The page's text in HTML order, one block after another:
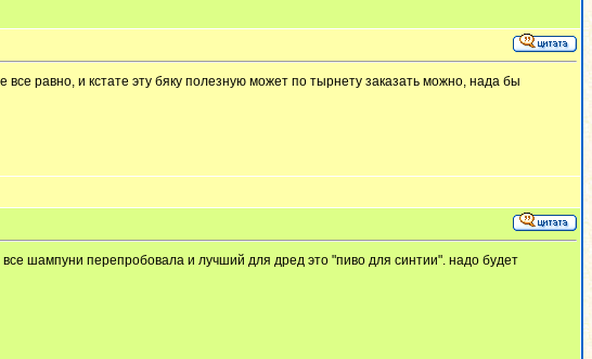
равно, и кстате эту бяку полезную может по тырнету заказать можно, нада бы
шампуни перепробовала и лучший для дред это "пиво для синтии". надо будет